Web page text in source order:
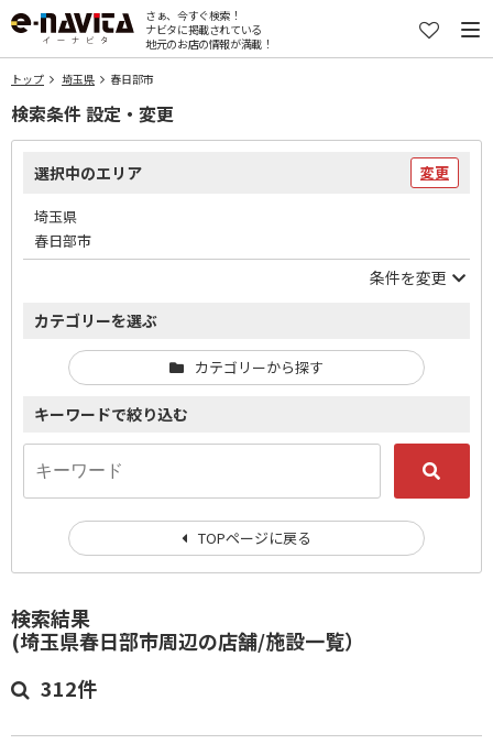
さぁ、今すぐ検索！
ナビタに掲載されている
地元のお店の情報が満載！
トップ 埼玉県 春日部市
検索結果
(埼玉県春日部市周辺の店舗/施設一覧）
312件
検索条件 設定・変更
選択中のエリア 変更
埼玉県
春日部市
条件を変更
カテゴリーを選ぶ
カテゴリーから探す
キーワードで絞り込む
TOPページに戻る